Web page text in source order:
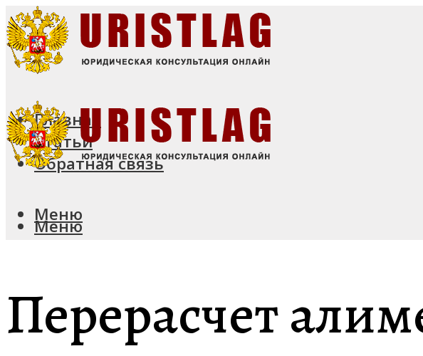
Главная
Статьи
Обратная связь
Меню
Меню
Перерасчет